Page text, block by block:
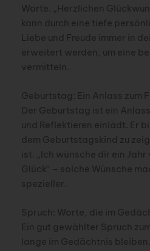
Worte. „Herzlichen
kann durch eine tiefe
Liebe und Freude immer in
erweitert werden, um eine
vermitteln.
Geburtstag: Ein Anlass zum
Der Geburtstag ist ein
und Reflektieren einlädt. Er
dem Geburtstagskind zu
ist. „Ich wünsche dir ein
Glück“ – solche Wünsche
spezieller.
Spruch: Worte, die im
Ein gut gewählter Spruch
lange im Gedächtnis